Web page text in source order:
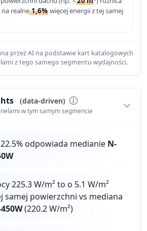
na realne1,6% więcej energii z tej samej
przez AI na podstawie kart katalogowych
z tego samego segmentu wydajności.
(data-driven)
w tym samym segmencie
odpowiada medianie N-
225.3 W/m² to o 5.1 W/m²
samej powierzchni vs mediana
(220.2 W/m²)